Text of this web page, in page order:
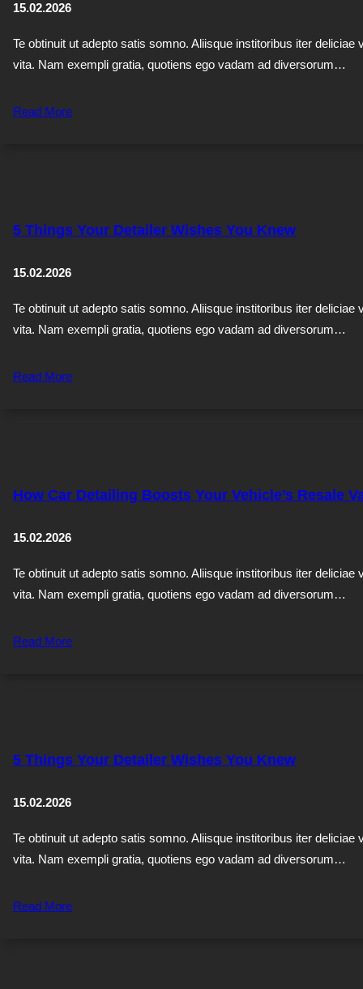
15.02.2026
Te obtinuit ut adepto satis somno. Aliisque institoribus iter deliciae
vita. Nam exempli gratia, quotiens ego vadam ad diversorum…
Read More
5 Things Your Detailer Wishes You Knew
15.02.2026
Te obtinuit ut adepto satis somno. Aliisque institoribus iter deliciae
vita. Nam exempli gratia, quotiens ego vadam ad diversorum…
Read More
How Car Detailing Boosts Your Vehicle’s Resale
15.02.2026
Te obtinuit ut adepto satis somno. Aliisque institoribus iter deliciae
vita. Nam exempli gratia, quotiens ego vadam ad diversorum…
Read More
5 Things Your Detailer Wishes You Knew
15.02.2026
Te obtinuit ut adepto satis somno. Aliisque institoribus iter deliciae
vita. Nam exempli gratia, quotiens ego vadam ad diversorum…
Read More